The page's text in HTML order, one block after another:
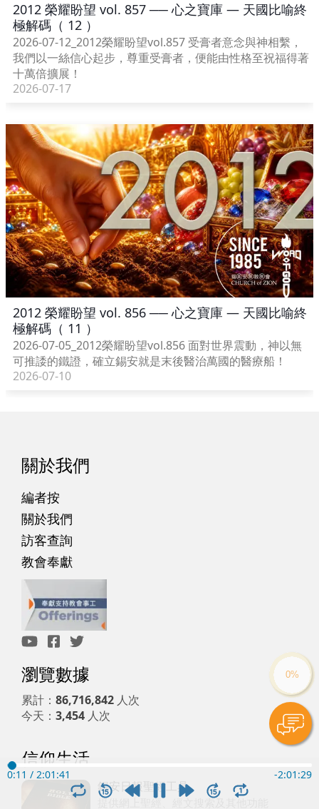
2012 榮耀盼望 vol. 857 ── 心之寶庫 — 天國比喻終
極解碼（ 12 ）
2026-07-12_2012榮耀盼望vol.857 受膏者意念與神相繫，
我們以一絲信心起步，尊重受膏者，便能由性格至祝福得著
十萬倍擴展！
2026-07-17
2012 榮耀盼望 vol. 856 ── 心之寶庫 — 天國比喻終
極解碼（ 11 ）
2026-07-05_2012榮耀盼望vol.856 面對世界震動，神以無
可推諉的鐵證，確立錫安就是末後醫治萬國的醫療船！
2026-07-10
0:12 / 2:01:41 -2:01:28
關於我們
編者按
關於我們
訪客查詢
教會奉獻
瀏覽數據
累計： 86,716,842 人次
今天： 3,454 人次
信仰生活
錫安日報聖經工具
提供網上聖經、經文搜索及其他功能